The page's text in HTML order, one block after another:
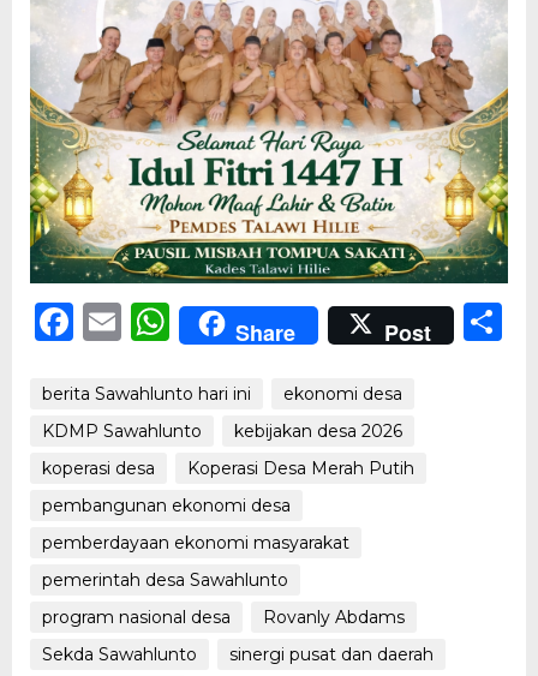
Facebook
EmailWhatsApp
Share Post
berita Sawahlunto hari ini
ekonomi desa
KDMP Sawahlunto
kebijakan desa 2026
koperasi desa
Koperasi Desa Merah Putih
pembangunan ekonomi desa
pemberdayaan ekonomi masyarakat
pemerintah desa Sawahlunto
program nasional desa
Rovanly Abdams
Sekda Sawahlunto
sinergi pusat dan daerah